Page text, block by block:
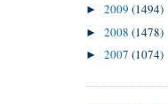
► 2009 (1494)
► 2008 (1478)
► 2007 (1074)